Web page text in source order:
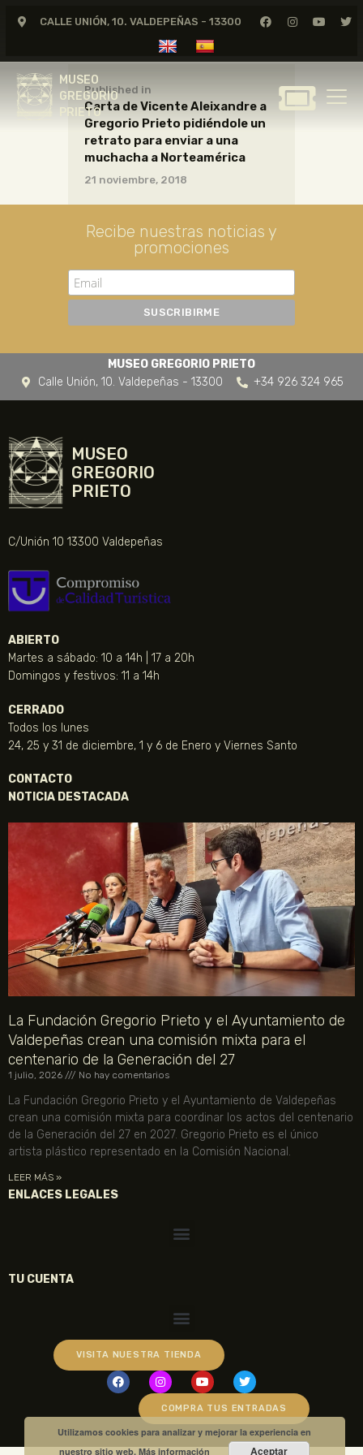
CALLE UNIÓN, 10. VALDEPEÑAS - 13300
MUSEO
GREGORIO
PRIETO
MUSEO
GREGORIO
GREGORIO PRIETO
MUSEO
ARCHIVO
CERTAMEN DE DIBUJO
FUNDACIÓN
NOTICIAS
Published in
Carta de Vicente Aleixandre a
Gregorio Prieto pidiéndole un
retrato para enviar a una
muchacha a Norteamérica
21 noviembre, 2018
Recibe nuestras noticias y
promociones
MUSEO GREGORIO PRIETO
Calle Unión, 10. Valdepeñas - 13300
+34 926 324 965
MUSEO
GREGORIO
PRIETO
C/Unión 10 13300 Valdepeñas
ABIERTO
Martes a sábado: 10 a 14h | 17 a 20h
Domingos y festivos: 11 a 14h
CERRADO
Todos los lunes
24, 25 y 31 de diciembre, 1 y 6 de Enero y Viernes Santo
CONTACTO
NOTICIA DESTACADA
La Fundación Gregorio Prieto y el Ayuntamiento de
Valdepeñas crean una comisión mixta para el
centenario de la Generación del 27
1 julio, 2026 No hay comentarios
La Fundación Gregorio Prieto y el Ayuntamiento de Valdepeñas
crean una comisión mixta para coordinar los actos del centenario
de la Generación del 27 en 2027. Gregorio Prieto es el único
artista plástico representado en la Comisión Nacional.
LEER MÁS »
ENLACES LEGALES
TU CUENTA
VISITA NUESTRA TIENDA
COMPRA TUS ENTRADAS
Utilizamos cookies para analizar y mejorar la experiencia en
nuestro sitio web.Más información Aceptar